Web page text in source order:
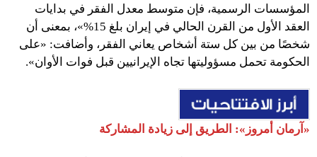
المؤسسات الرسمية، فإن متوسط معدل الفقر في بدايات
العقد الأول من القرن الحالي في إيران بلغ 15%»، بمعنى أن
شخصًا من بين كل ستة أشخاص يعاني الفقر، وأضافت: «على
الحكومة تحمل مسؤوليتها تجاه الإيرانيين قبل فوات الأوان».
«آرمان أمروز»: الطريق إلى زيادة المشاركة